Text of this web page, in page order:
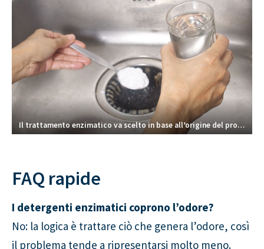
Il trattamento enzimatico va scelto in base all’origine del problema: ambiente o impianto di scarico.
FAQ rapide
I detergenti enzimatici coprono l’odore?
No: la logica è trattare ciò che genera l’odore, così
il problema tende a ripresentarsi molto meno.